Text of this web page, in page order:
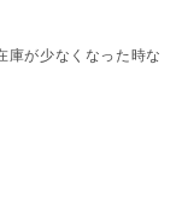
庫が少なくなった時な